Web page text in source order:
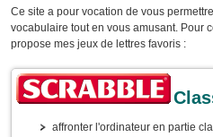
Ce site a pour vocation de vous
vocabulaire tout en vous amusant. Pour
propose mes jeux de lettres favoris :
affronter l'ordinateur en partie